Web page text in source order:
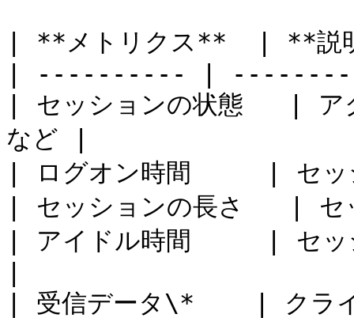
| **メトリクス**  |
| ---------- |
| セッションの状態   | ア
など |
| ログオン時間     | セ
| セッションの長さ   |
| アイドル時間     | セッ
| 受信データ\*    | クライ